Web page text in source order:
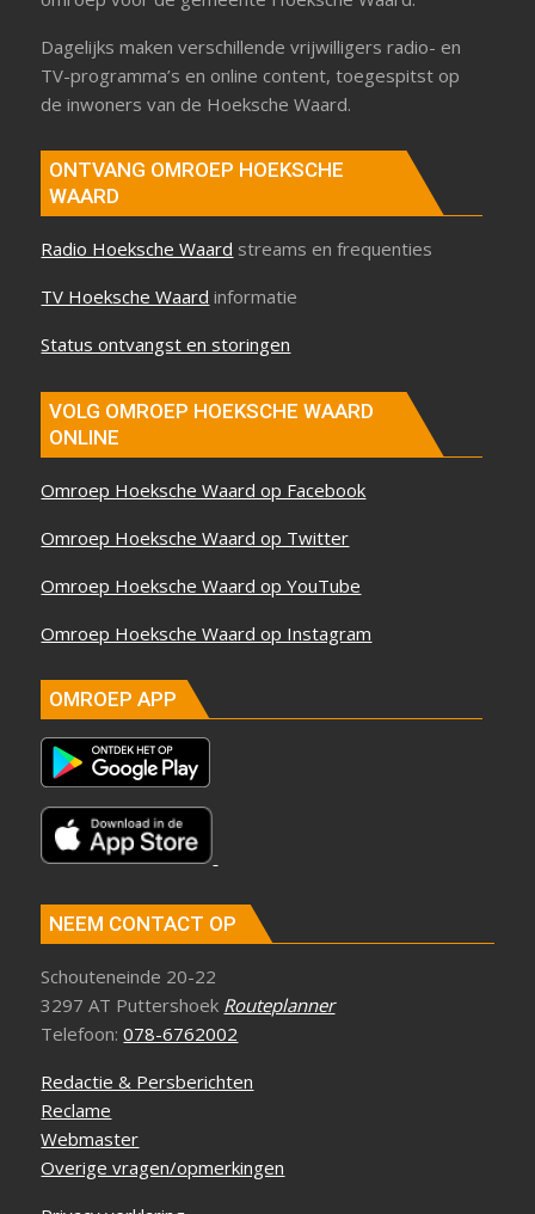
Dagelijks maken verschillende vrijwilligers radio- en
TV-programma’s en online content, toegespitst op
de inwoners van de Hoeksche Waard.
ONTVANG OMROEP HOEKSCHE
WAARD
Radio Hoeksche Waard streams en frequenties
TV Hoeksche Waard informatie
Status ontvangst en storingen
VOLG OMROEP HOEKSCHE WAARD
ONLINE
Omroep Hoeksche Waard op Facebook
Omroep Hoeksche Waard op Twitter
Omroep Hoeksche Waard op YouTube
Omroep Hoeksche Waard op Instagram
OMROEP APP
NEEM CONTACT OP
Schouteneinde 20-22
3297 AT Puttershoek Routeplanner
Telefoon:078-6762002
Redactie & Persberichten
Reclame
Webmaster
Overige vragen/opmerkingen